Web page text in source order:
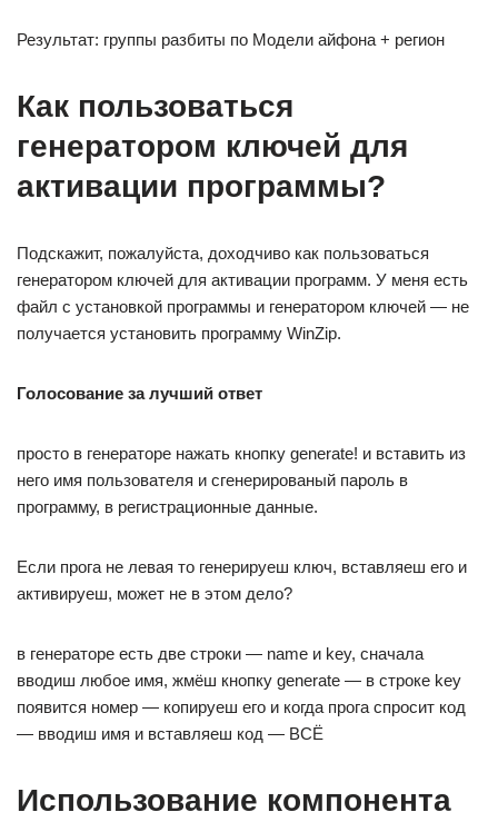
Результат: группы разбиты по Модели айфона + регион
Как пользоваться
генератором ключей для
активации программы?
Подскажит, пожалуйста, доходчиво как пользоваться
генератором ключей для активации программ. У меня есть
файл с установкой программы и генератором ключей — не
получается установить программу WinZip.
Голосование за лучший ответ
просто в генераторе нажать кнопку generate! и вставить из
него имя пользователя и сгенерированый пароль в
программу, в регистрационные данные.
Если прога не левая то генерируеш ключ, вставляеш его и
активируеш, может не в этом дело?
в генераторе есть две строки — name и key, сначала
вводиш любое имя, жмёш кнопку generate — в строке key
появится номер — копируеш его и когда прога спросит код
— вводиш имя и вставляеш код — ВСЁ
Использование компонента